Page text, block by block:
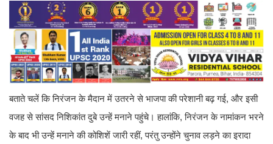
बताते चलें कि निरंजन के मैदान में उतरने से भाजपा की परेशानी बढ़ गई, और इसी
वजह से सांसद निशिकांत दुबे उन्हें मनाने पहुंचे। हालांकि, निरंजन के नामांकन भरने
के बाद भी उन्हें मनाने की कोशिशें जारी रहीं, परंतु उन्होंने चुनाव लड़ने का इरादा